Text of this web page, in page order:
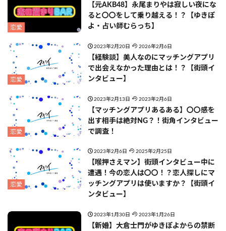
恋愛
【元AKB48】永尾まりやは寂しい夜にな
ると〇〇をして乗り越える！？【ゆきぽ
よ・占い師むらっち】
恋愛
2023年2月20日 2026年2月6日
【経験談】美人なのにマッチングアプリ
で出会えなかった理由とは！？【街頭イ
ンタビュー】
恋愛
2023年2月13日 2023年2月6日
【マッチングアプリあるある】〇〇感を
出す相手は絶対NG？！街角インタビュー
で調査！
恋愛
2023年2月6日 2025年2月25日
【喉押さえマン】街頭インタビュー中に
遭遇！今の恋人は〇〇！？恋人探しにマ
ッチングアプリは使いますか？【街頭イ
ンタビュー】
2023年1月30日 2023年1月26日
【新婚】大倉士門がゆきぽよからの禁断